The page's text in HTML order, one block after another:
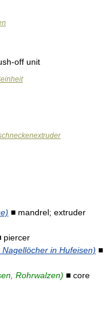
off unit
■ mandrel; extruder
piercer
in Hufeisen) ■
Rohrwalzen) ■ core